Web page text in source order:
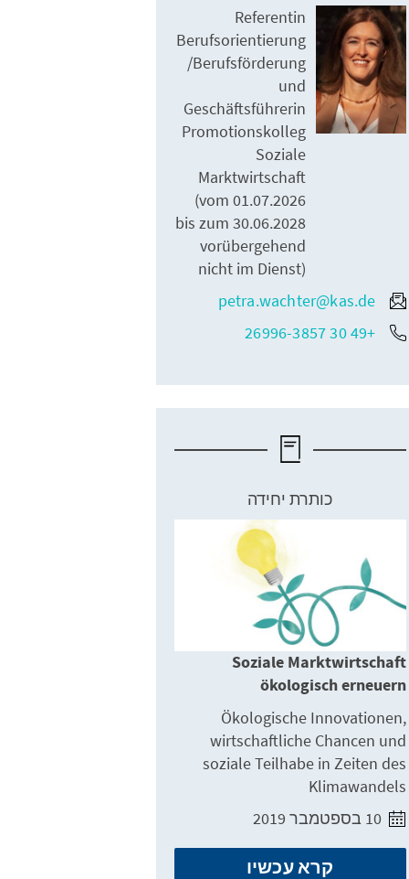
Referentin
Berufsorientierung
/Berufsförderung
und
Geschäftsführerin
Promotionskolleg
Soziale
Marktwirtschaft
(vom 01.07.2026
bis zum 30.06.2028
vorübergehend
nicht im Dienst)
petra.wachter@kas.de
+49 30 26996-3857
כותרת יחידה
Soziale Marktwirtschaft
ökologisch erneuern
Ökologische Innovationen,
wirtschaftliche Chancen und
soziale Teilhabe in Zeiten des
Klimawandels
10 בספטמבר 2019
קרא עכשיו